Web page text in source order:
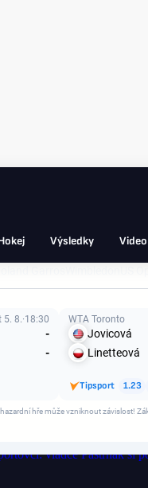
Výsledky Video
5. 8. 18:30
-
-
WTA Toronto
Jovicová
Linetteová
Tipsport 1.23
hře může vzniknout závislost!